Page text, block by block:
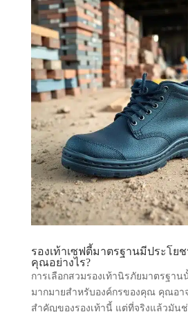
รองเท้าเซฟตี้มาตรฐานมีประโย
คุณอย่างไร?
การเลือกสวมรองเท้านิรภัยมาตรฐา
มากมายสำหรับองค์กรของคุณ คุณอา
สำคัญของรองเท้านี้ แต่ที่จริงแล้วมัน